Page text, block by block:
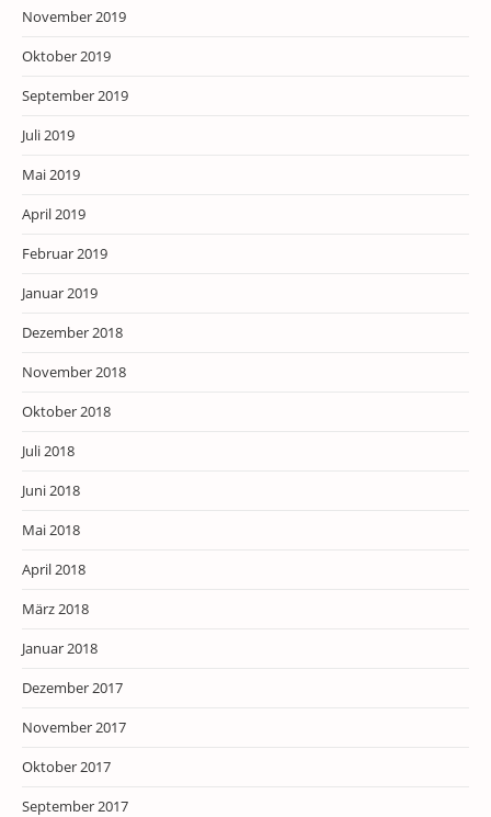
November 2019
Oktober 2019
September 2019
Juli 2019
Mai 2019
April 2019
Februar 2019
Januar 2019
Dezember 2018
November 2018
Oktober 2018
Juli 2018
Juni 2018
Mai 2018
April 2018
März 2018
Januar 2018
Dezember 2017
November 2017
Oktober 2017
September 2017